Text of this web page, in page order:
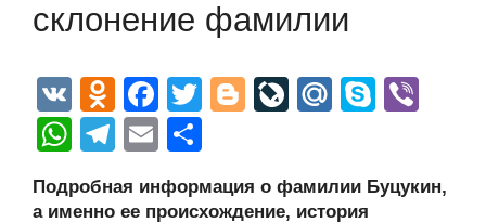
склонение фамилии
V
K
O
d
n
o
F
a
c
e
T
er
Bl
g
Li
J
M
u
S
e
W
at
T
e
E
ail р
Подробная информация о фамилии Буцукин,
а именно ее происхождение, история